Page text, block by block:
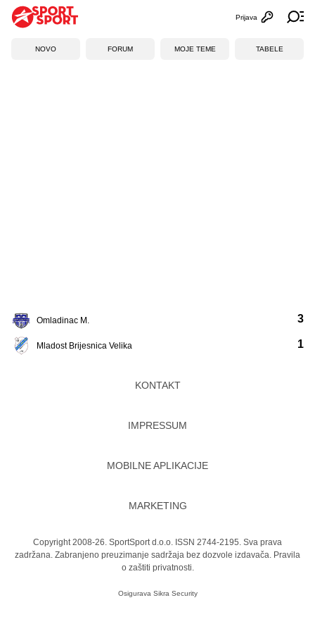
Otvori
Prijava
NOVO FORUM MOJE TEME TABELE
Omladinac M.
Mladost Brijesnica Velika
3
1
KONTAKT
IMPRESSUM
MOBILNE APLIKACIJE
MARKETING
Copyright 2008-26. SportSport d.o.o. ISSN 2744-2195. Sva prava
zadržana. Zabranjeno preuzimanje sadržaja bez dozvole izdavača. Pravila
o zaštiti privatnosti.
Osigurava Sikra Security